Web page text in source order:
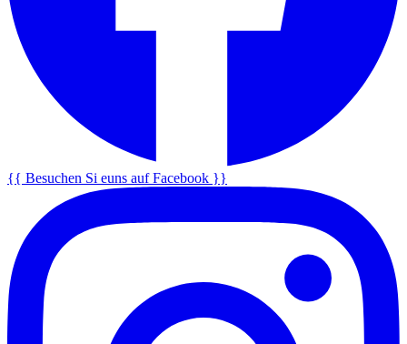
{{ Besuchen Si euns auf Facebook }}